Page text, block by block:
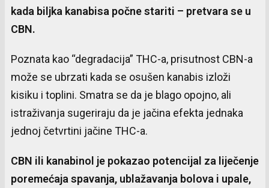
kada biljka kanabisa počne stariti – pretvara se u
CBN.
Poznata kao “degradacija” THC-a, prisutnost CBN-a
može se ubrzati kada se osušen kanabis izloži
kisiku i toplini. Smatra se da je blago opojno, ali
istraživanja sugeriraju da je jačina efekta jednaka
jednoj četvrtini jačine THC-a.
CBN ili kanabinol je pokazao potencijal za liječenje
poremećaja spavanja, ublažavanja bolova i upale,